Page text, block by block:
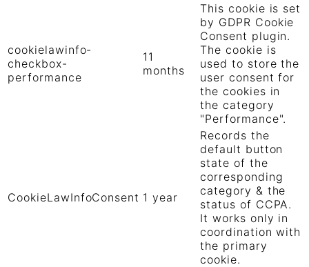
cookielawinfo-
checkbox-
performance
11
months
This cookie is set
by GDPR Cookie
Consent plugin.
The cookie is
used to store the
user consent for
the cookies in
the category
"Performance".
CookieLawInfoConsent 1 year
Records the
default button
state of the
corresponding
category & the
status of CCPA.
It works only in
coordination with
the primary
cookie.